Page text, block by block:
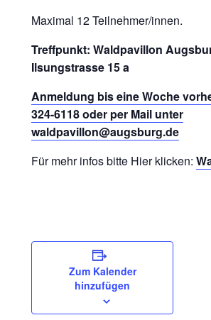
Maximal 12 Teilnehmer/innen.
Treffpunkt: Waldpavillon
Ilsungstrasse 15 a
Anmeldung bis eine Woche
324-6118 oder per Mail unter
waldpavillon@augsburg.de
Für mehr infos bitte Hier klicken:
Zum Kalender
hinzufügen